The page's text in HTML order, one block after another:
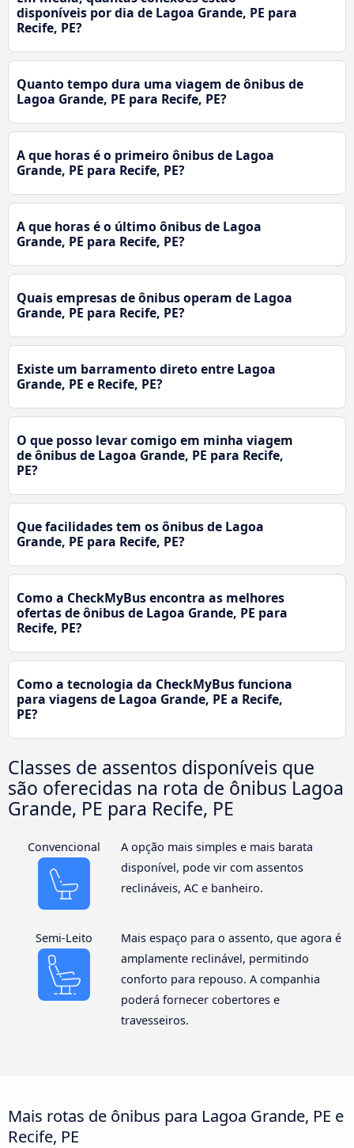
disponíveis por dia de Lagoa Grande, PE para
Recife, PE?
Quanto tempo dura uma viagem de ônibus de
Lagoa Grande, PE para Recife, PE?
A que horas é o primeiro ônibus de Lagoa
Grande, PE para Recife, PE?
A que horas é o último ônibus de Lagoa
Grande, PE para Recife, PE?
Quais empresas de ônibus operam de Lagoa
Grande, PE para Recife, PE?
Existe um barramento direto entre Lagoa
Grande, PE e Recife, PE?
O que posso levar comigo em minha viagem
de ônibus de Lagoa Grande, PE para Recife,
PE?
Que facilidades tem os ônibus de Lagoa
Grande, PE para Recife, PE?
Como a CheckMyBus encontra as melhores
ofertas de ônibus de Lagoa Grande, PE para
Recife, PE?
Como a tecnologia da CheckMyBus funciona
para viagens de Lagoa Grande, PE a Recife,
PE?
Classes de assentos disponíveis que
são oferecidas na rota de ônibus Lagoa
Grande, PE para Recife, PE
Convencional
A opção mais simples e mais barata
disponível, pode vir com assentos
reclináveis, AC e banheiro.
Semi-Leito
Mais espaço para o assento, que agora é
amplamente reclinável, permitindo
conforto para repouso. A companhia
poderá fornecer cobertores e
travesseiros.
Mais rotas de ônibus para Lagoa Grande, PE e
Recife, PE